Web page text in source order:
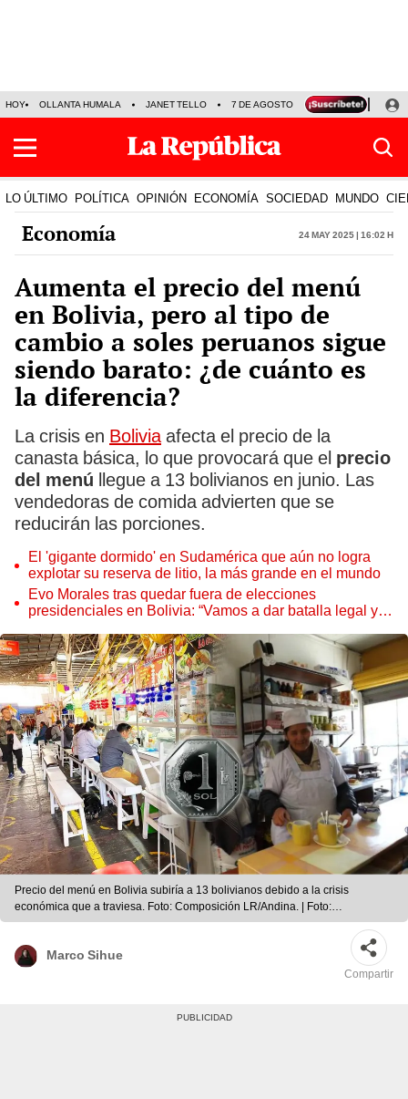
HOY OLLANTA HUMALA JANET TELLO 7 DE AGOSTO TINKA RESULTADOS
LO ÚLTIMO POLÍTICA OPINIÓN ECONOMÍA SOCIEDAD MUNDO
Economía 24 May 2025 | 16:02 h
Aumenta el precio del menú
en Bolivia, pero al tipo de
cambio a soles peruanos sigue
siendo barato: ¿de cuánto es
la diferencia?
La crisis en Boliviaafecta el precio de la
canasta básica, lo que provocará que el precio
del menú llegue a 13 bolivianos en junio. Las
vendedoras de comida advierten que se
reducirán las porciones.
El 'gigante dormido' en Sudamérica que aún no logra
explotar su reserva de litio, la más grande en el mundo
Evo Morales tras quedar fuera de elecciones
presidenciales en Bolivia: “Vamos a dar batalla legal y
Precio del menú en Bolivia subiría a 13 bolivianos debido a la crisis
económica que a traviesa. Foto: Composición LR/Andina. | Foto:
Composición LR/Andina.
Marco Sihue
Compartir